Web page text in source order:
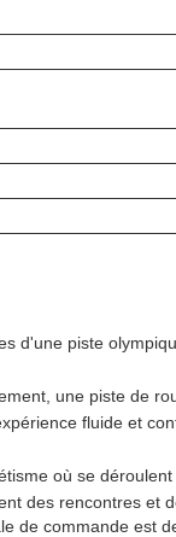
d'une piste
une piste de
fluide et
où se
des rencontres et
de commande est